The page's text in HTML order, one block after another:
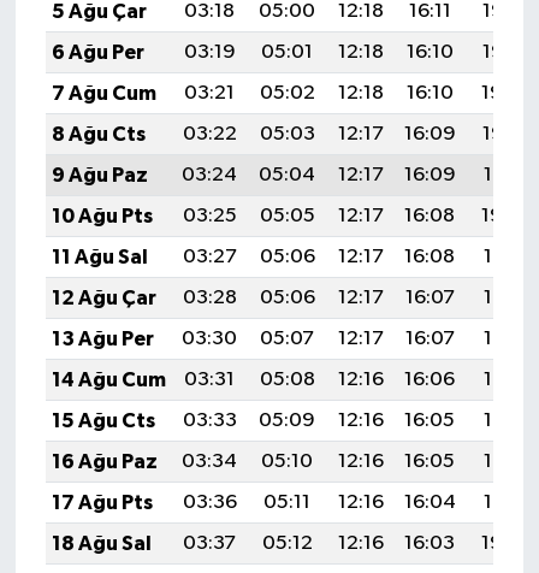
5 Ağu Çar
03:18 05:00 12:18 16:11
19:26
6 Ağu Per
03:19 05:01 12:18 16:10
19:25
7 Ağu Cum
03:21 05:02 12:18 16:10
19:24
8 Ağu Cts
03:22 05:03 12:17 16:09
19:22
9 Ağu Paz
03:24 05:04 12:17 16:09
19:21
10 Ağu Pts
03:25 05:05 12:17 16:08
19:20
11 Ağu Sal
03:27 05:06 12:17 16:08
19:19
12 Ağu Çar
03:28 05:06 12:17 16:07
19:17
13 Ağu Per
03:30 05:07 12:17 16:07
19:16
14 Ağu Cum
03:31 05:08 12:16 16:06
19:15
15 Ağu Cts
03:33 05:09 12:16 16:05
19:13
16 Ağu Paz
03:34 05:10 12:16 16:05
19:12
17 Ağu Pts
03:36 05:11 12:16 16:04
19:10
18 Ağu Sal
03:37 05:12 12:16 16:03
19:09